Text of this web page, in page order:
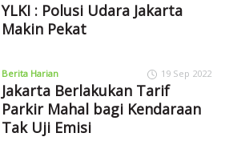
YLKI : Polusi Udara Jakarta
Makin Pekat
Berita Harian 19 Sep 2022
Jakarta Berlakukan Tarif
Parkir Mahal bagi Kendaraan
Tak Uji Emisi